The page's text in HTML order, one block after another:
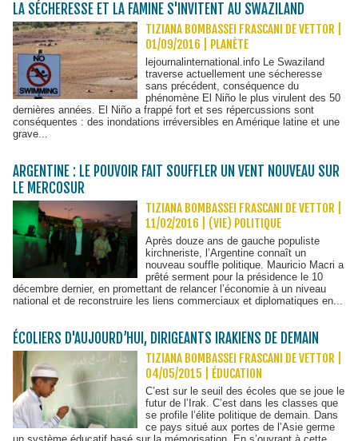
LA SÉCHERESSE ET LA FAMINE S'INVITENT AU SWAZILAND
TIZIANA BOMBASSEI FRASCANI DE VETTOR |
01/09/2016
PLANÈTE
lejournalinternational.info Le Swaziland
traverse actuellement une sécheresse
sans précédent, conséquence du
phénomène El Niño le plus virulent des 50
dernières années. El Niño a frappé fort et ses répercussions sont
conséquentes : des inondations irréversibles en Amérique latine et une
grave...
ARGENTINE : LE POUVOIR FAIT SOUFFLER UN VENT NOUVEAU SUR
LE MERCOSUR
TIZIANA BOMBASSEI FRASCANI DE VETTOR |
11/02/2016
(VIE) POLITIQUE
Après douze ans de gauche populiste
kirchneriste, l’Argentine connaît un
nouveau souffle politique. Mauricio Macri a
prêté serment pour la présidence le 10
décembre dernier, en promettant de relancer l’économie à un niveau
national et de reconstruire les liens commerciaux et diplomatiques en...
ÉCOLIERS D'AUJOURD’HUI, DIRIGEANTS IRAKIENS DE DEMAIN
TIZIANA BOMBASSEI FRASCANI DE VETTOR |
04/05/2015
ÉDUCATION
C’est sur le seuil des écoles que se joue le
futur de l’Irak. C’est dans les classes que
se profile l’élite politique de demain. Dans
ce pays situé aux portes de l’Asie germe